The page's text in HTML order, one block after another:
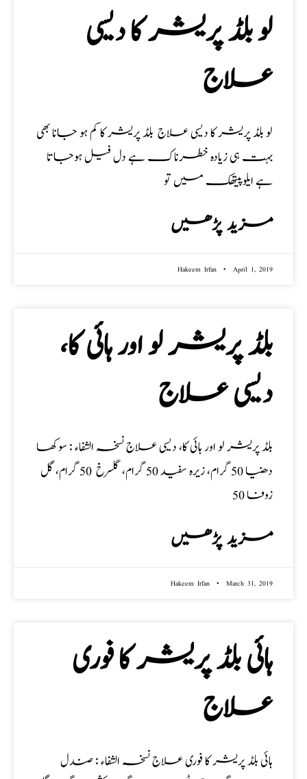
لو بلڈ پریشر کا دیسی
علاج
بہت ہی زیادہ خطرناک ہے دل فیل ہوجاتا
ہے ایلوپیتھک میں تو
مزید پڑھیں
Hakeem Irfan April 1, 2019
بلڈ پرىشر لو اور ہائى کا،
دیسی علاج
بلڈ پرىشر لو اور ہائى کا، دیسی علاج نسخہ الشفاء : سوکھا
دھنیا 50 گرام، زىرہ سفىد 50 گرام، گلسرخ 50 گرام، گل
زوفا 50
مزید پڑھیں
Hakeem Irfan March 31, 2019
ہائی بلڈ پریشر کا فوری
علاج
ہائی بلڈ پریشر کا فوری علاج نسخہ الشفاء : صندل